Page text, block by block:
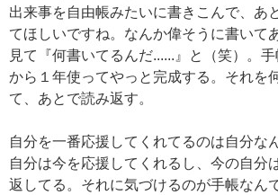
出来事を自由帳みたいに書きこんで、あ
てほしいですね。なんか偉そうに書いて
見て『何書いてるんだ......』と（笑）。
から１年使ってやっと完成する。それを
て、あとで読み返す。
自分を一番応援してくれてるのは自分な
自分は今を応援してくれるし、今の自分
返してる。それに気づけるのが手帳なん